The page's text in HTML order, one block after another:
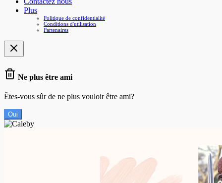
Plus
Politique de confidentialité
Conditions d'utilisation
Partenaires
Ne plus être ami
Êtes-vous sûr de ne plus vouloir être ami?
Oui